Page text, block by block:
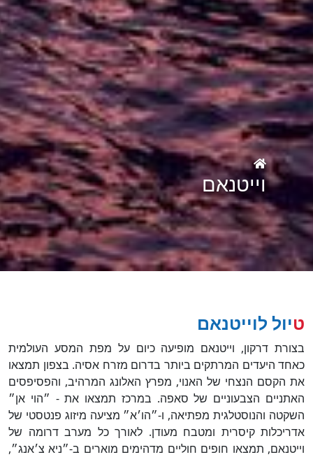
וייטנאם
טיול לוייטנאם
בצורת דרקון, וייטנאם מופיעה כיום על מפת המסע העולמית
כאחד היעדים המרתקים ביותר בדרום מזרח אסיה. בצפון תמצאו
את הקסם הנצחי של האנוי, מפרץ האלונג המרהיב, והפסיפסים
האתניים הצבעוניים של סאפה. במרכז תמצאו את - ״הוי אן״
השקטה והנוסטלגית מפתיאה, ו-״הו׳א״ מציעה מיזוג פנטסטי של
אדריכלות קיסרית ומטבח מעודן. לאורך כל מערב דרומה של
וייטנאם, תמצאו חופים חוליים מדהימים מוארים ב-״ניא צ׳אנג״,